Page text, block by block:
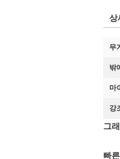
상
무
밖
마
강
그
빠